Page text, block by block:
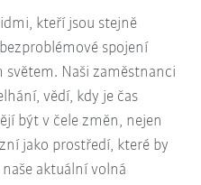
kteří jsou stejně
spojení
Naši zaměstnanci
vědí, kdy je čas
být v čele změn, nejen
jako prostředí, které by
aktuální volná